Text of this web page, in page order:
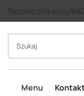
Bezpieczna wysyłka
Menu